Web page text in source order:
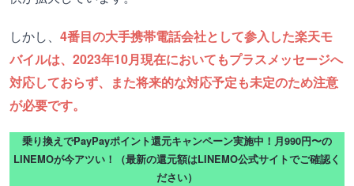
しかし、 4番目の大手携帯電話会社として参入した楽天モ
バイルは、2023年10月現在においてもプラスメッセージへ
対応しておらず、また将来的な対応予定も未定のため注意
が必要です。
乗り換えでPayPayポイント還元キャンペーン実施中！月990円〜の
LINEMOが今アツい！（最新の還元額はLINEMO公式サイトでご確認く
ださい）